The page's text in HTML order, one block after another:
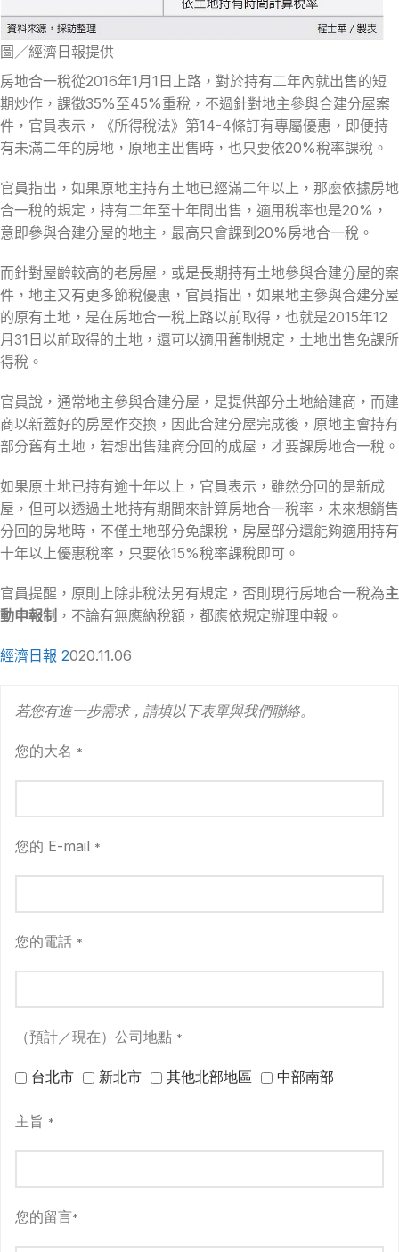
圖／經濟日報提供
房地合一稅從2016年1月1日上路，對於持有二年內就出售的短
期炒作，課徵35%至45%重稅，不過針對地主參與合建分屋案
件，官員表示，《所得稅法》第14-4條訂有專屬優惠，即便持
有未滿二年的房地，原地主出售時，也只要依20%稅率課稅。
官員指出，如果原地主持有土地已經滿二年以上，那麼依據房地
合一稅的規定，持有二年至十年間出售，適用稅率也是20%，
意即參與合建分屋的地主，最高只會課到20%房地合一稅。
而針對屋齡較高的老房屋，或是長期持有土地參與合建分屋的案
件，地主又有更多節稅優惠，官員指出，如果地主參與合建分屋
的原有土地，是在房地合一稅上路以前取得，也就是2015年12
月31日以前取得的土地，還可以適用舊制規定，土地出售免課所
得稅。
官員說，通常地主參與合建分屋，是提供部分土地給建商，而建
商以新蓋好的房屋作交換，因此合建分屋完成後，原地主會持有
部分舊有土地，若想出售建商分回的成屋，才要課房地合一稅。
如果原土地已持有逾十年以上，官員表示，雖然分回的是新成
屋，但可以透過土地持有期間來計算房地合一稅率，未來想銷售
分回的房地時，不僅土地部分免課稅，房屋部分還能夠適用持有
十年以上優惠稅率，只要依15%稅率課稅即可。
官員提醒，原則上除非稅法另有規定，否則現行房地合一稅為主
動申報制 ，不論有無應納稅額，都應依規定辦理申報。
經濟日報 2020.11.06
若您有進一步需求，請填以下表單與我們聯絡。
您的大名 *
您的 E-mail *
您的電話 *
（預計／現在）公司地點 *
台北市 新北市 其他北部地區 中部南部
主旨 *
您的留言*